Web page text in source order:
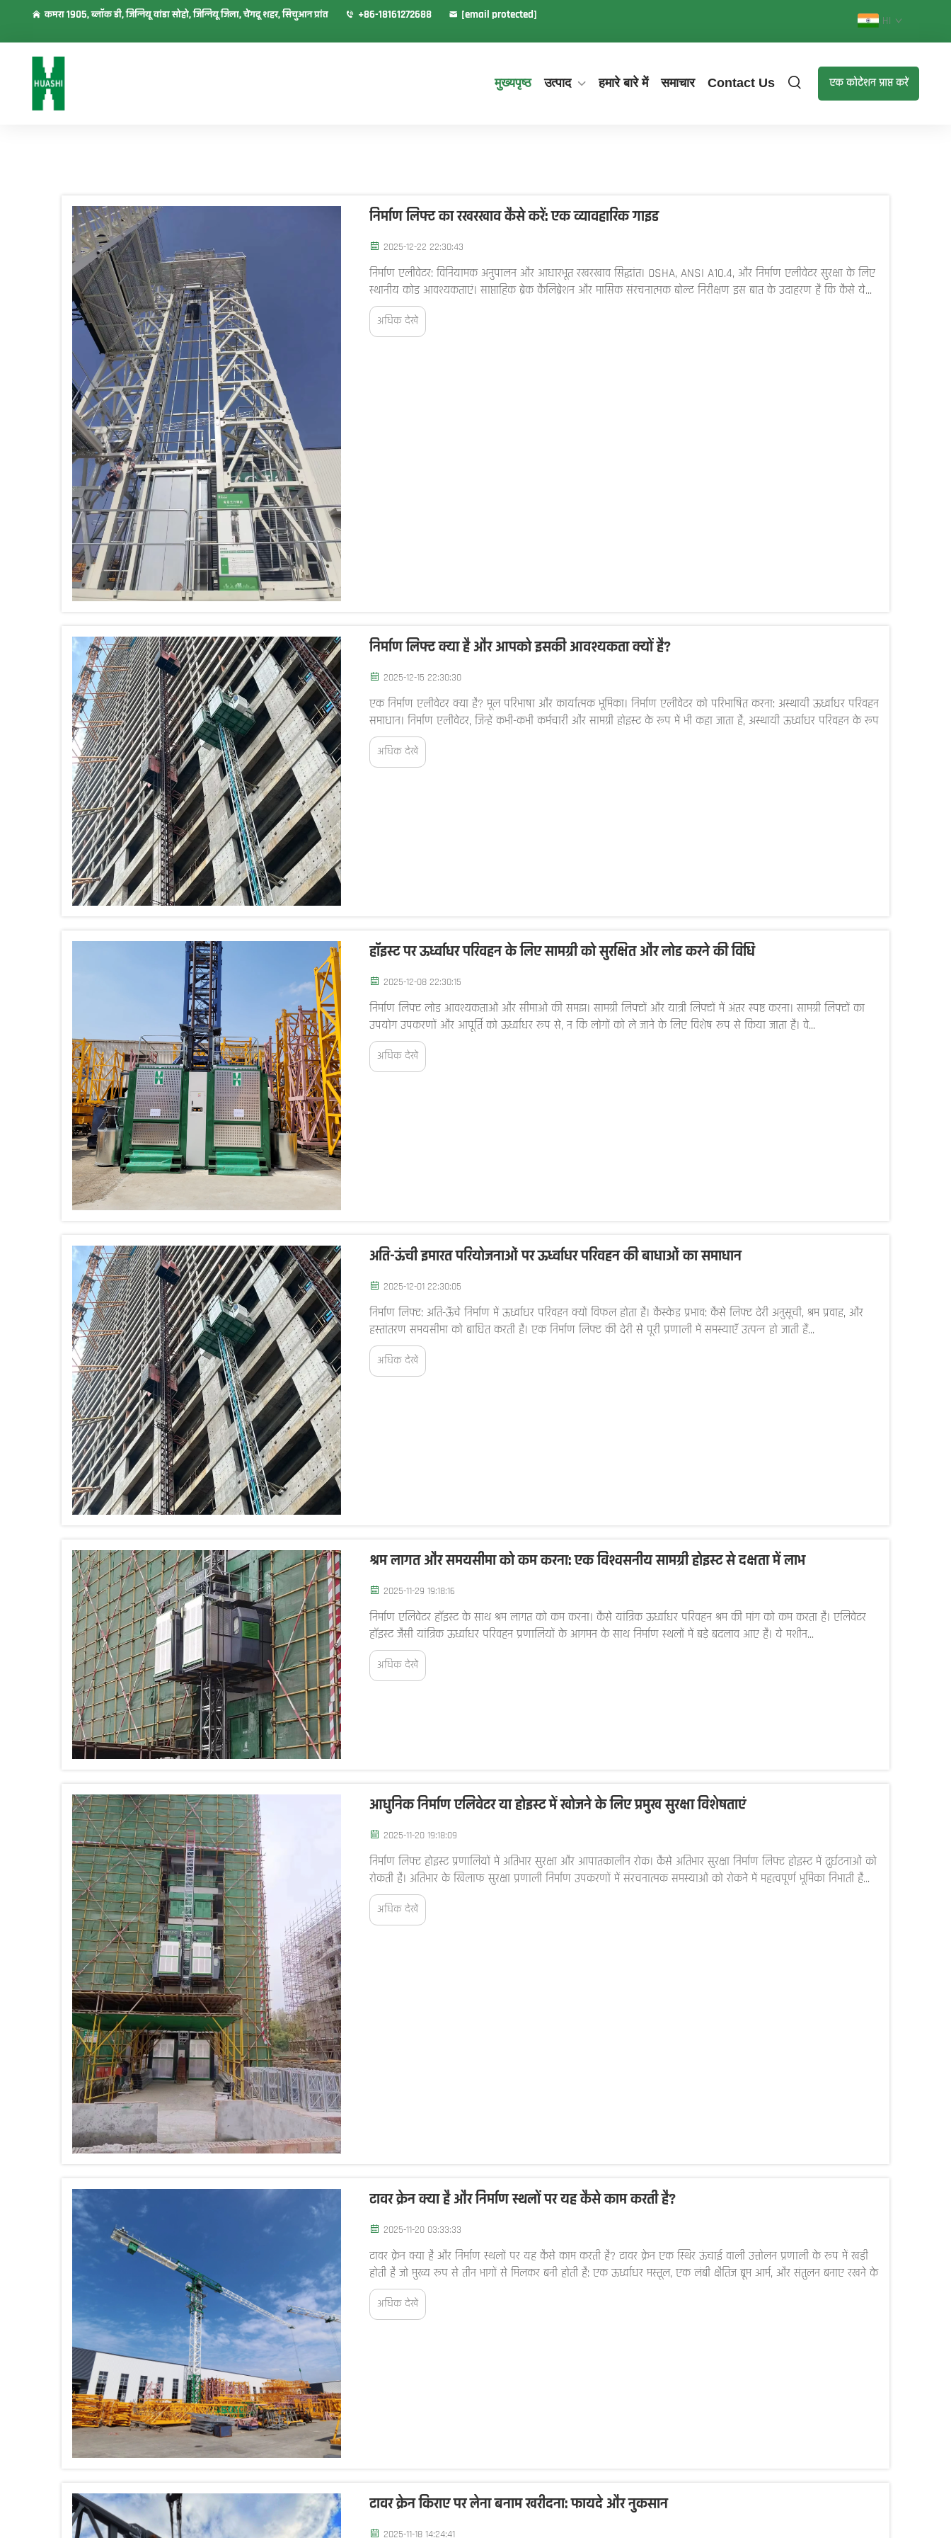
कमरा 1905, ब्लॉक डी, जिन्नियू वांडा सोहो, जिन्नियू जिला, चेंगदू शहर, सिचुआन प्रांत +86-18161272688 [email protected] HI
मुख्यपृष्ठ उत्पाद हमारे बारे में समाचार Contact Us एक कोटेशन प्राप्त करें
निर्माण लिफ्ट का रखरखाव कैसे करें: एक व्यावहारिक गाइड
2025-12-22 22:30:43
निर्माण एलीवेटर: विनियामक अनुपालन और आधारभूत रखरखाव सिद्धांत। OSHA, ANSI A10.4, और निर्माण एलीवेटर सुरक्षा के लिए
स्थानीय कोड आवश्यकताएं। साप्ताहिक ब्रेक कैलिब्रेशन और मासिक संरचनात्मक बोल्ट निरीक्षण इस बात के उदाहरण हैं कि कैसे ये...
अधिक देखें
निर्माण लिफ्ट क्या है और आपको इसकी आवश्यकता क्यों है?
2025-12-15 22:30:30
एक निर्माण एलीवेटर क्या है? मूल परिभाषा और कार्यात्मक भूमिका। निर्माण एलीवेटर को परिभाषित करना: अस्थायी ऊर्ध्वाधर परिवहन
समाधान। निर्माण एलीवेटर, जिन्हें कभी-कभी कर्मचारी और सामग्री होइस्ट के रूप में भी कहा जाता है, अस्थायी ऊर्ध्वाधर परिवहन के रूप
में कार्य करते हैं...
अधिक देखें
हॉइस्ट पर ऊर्ध्वाधर परिवहन के लिए सामग्री को सुरक्षित और लोड करने की विधि
2025-12-08 22:30:15
निर्माण लिफ्ट लोड आवश्यकताओं और सीमाओं की समझ। सामग्री लिफ्टों और यात्री लिफ्टों में अंतर स्पष्ट करना। सामग्री लिफ्टों का
उपयोग उपकरणों और आपूर्ति को ऊर्ध्वाधर रूप से, न कि लोगों को ले जाने के लिए विशेष रूप से किया जाता है। वे...
अधिक देखें
अति-ऊंची इमारत परियोजनाओं पर ऊर्ध्वाधर परिवहन की बाधाओं का समाधान
2025-12-01 22:30:05
निर्माण लिफ्ट: अति-ऊँचे निर्माण में ऊर्ध्वाधर परिवहन क्यों विफल होता है। कैस्केड प्रभाव: कैसे लिफ्ट देरी अनुसूची, श्रम प्रवाह, और
हस्तांतरण समयसीमा को बाधित करती है। एक निर्माण लिफ्ट की देरी से पूरी प्रणाली में समस्याएँ उत्पन्न हो जाती हैं...
अधिक देखें
श्रम लागत और समयसीमा को कम करना: एक विश्वसनीय सामग्री होइस्ट से दक्षता में लाभ
2025-11-29 19:18:16
निर्माण एलिवेटर हॉइस्ट के साथ श्रम लागत को कम करना। कैसे यांत्रिक ऊर्ध्वाधर परिवहन श्रम की मांग को कम करता है। एलिवेटर
हॉइस्ट जैसी यांत्रिक ऊर्ध्वाधर परिवहन प्रणालियों के आगमन के साथ निर्माण स्थलों में बड़े बदलाव आए हैं। ये मशीन...
अधिक देखें
आधुनिक निर्माण एलिवेटर या होइस्ट में खोजने के लिए प्रमुख सुरक्षा विशेषताएं
2025-11-20 19:18:09
निर्माण लिफ्ट होइस्ट प्रणालियों में अतिभार सुरक्षा और आपातकालीन रोक। कैसे अतिभार सुरक्षा निर्माण लिफ्ट होइस्ट में दुर्घटनाओं को
रोकती है। अतिभार के खिलाफ सुरक्षा प्रणाली निर्माण उपकरणों में संरचनात्मक समस्याओं को रोकने में महत्वपूर्ण भूमिका निभाती है...
अधिक देखें
टावर क्रेन क्या है और निर्माण स्थलों पर यह कैसे काम करती है?
2025-11-20 03:33:33
टावर क्रेन क्या है और निर्माण स्थलों पर यह कैसे काम करती है? टावर क्रेन एक स्थिर ऊंचाई वाली उत्तोलन प्रणाली के रूप में खड़ी
होती है जो मुख्य रूप से तीन भागों से मिलकर बनी होती है: एक ऊर्ध्वाधर मस्तूल, एक लंबी क्षैतिज बूम आर्म, और संतुलन बनाए रखने के
लिए बड़े काउंटरवेट्स...
अधिक देखें
टावर क्रेन किराए पर लेना बनाम खरीदना: फायदे और नुकसान
2025-11-18 14:24:41